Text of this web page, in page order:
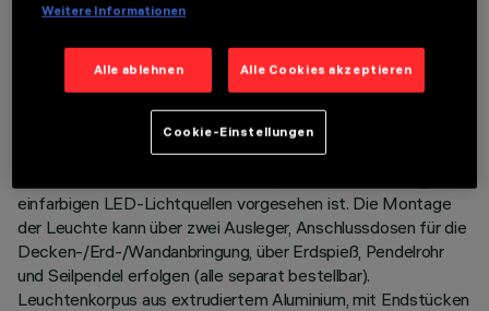
TECHNISCHE DATEN
einfarbigen LED-Lichtquellen vorgesehen ist. Die Montage
der Leuchte kann über zwei Ausleger, Anschlussdosen für die
Decken-/Erd-/Wandanbringung, über Erdspieß, Pendelrohr
und Seilpendel erfolgen (alle separat bestellbar).
Leuchtenkorpus aus extrudiertem Aluminium, mit Endstücken
Weitere Informationen
Alle ablehnen Alle Cookies akzeptieren
Cookie-Einstellungen